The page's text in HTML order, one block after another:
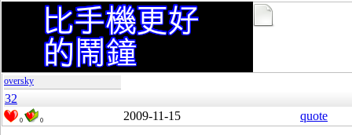
oversky
32
0 0 2009-11-15 quote